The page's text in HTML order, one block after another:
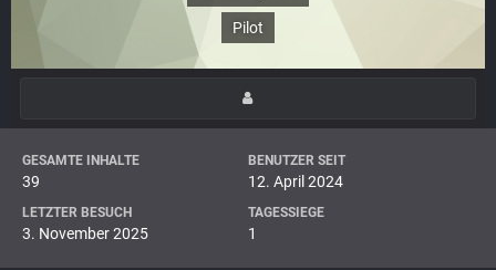
Pilot
GESAMTE INHALTE
39
BENUTZER SEIT
12. April 2024
LETZTER BESUCH
3. November 2025
TAGESSIEGE
1